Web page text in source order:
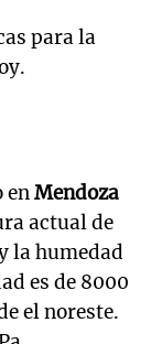
para la
enMendoza
actual de
la humedad
es de 8000
el noreste.